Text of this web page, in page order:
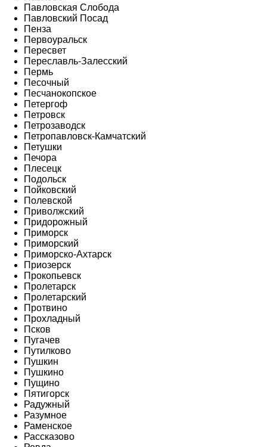
Павловская Слобода
Павловский Посад
Пенза
Первоуральск
Пересвет
Переславль-Залесский
Пермь
Песочный
Песчанокопское
Петергоф
Петровск
Петрозаводск
Петропавловск-Камчатский
Петушки
Печора
Плесецк
Подольск
Пойковский
Полевской
Приволжский
Придорожный
Приморск
Приморский
Приморско-Ахтарск
Приозерск
Прокопьевск
Пролетарск
Пролетарский
Протвино
Прохладный
Псков
Пугачев
Путилково
Пушкин
Пушкино
Пущино
Пятигорск
Радужный
Разумное
Раменское
Рассказово